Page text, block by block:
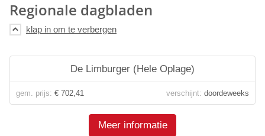
Regionale dagbladen
De Limburger (Hele Oplage)
gem. prijs: € 702,41 verschijnt: doordeweeks
Meer informatie